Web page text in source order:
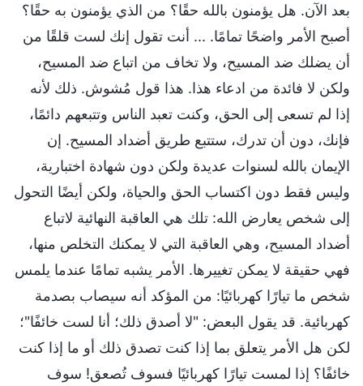
بعد الآن. هل يؤمنون بالله حقًا؟ من الذي يؤمنون به حقًا؟
أصبح الأمر واضحًا تمامًا. ... أنت تقول إنك لست قلقًا من
أن يضلك ضد المسيح، ولا تخاف من اتباع ضد المسيح،
ولكن لا فائدة من ادعاء هذا. هذا قول مُشوش. ذلك لأنه
إذا لم تسعى إلى الحق، وكنت تعبد الناس وتتبعهم دائمًا،
فإنك، دون أن تدرك، ستتبع طريق أضداد المسيح. إن
الإيمان بالله لسنوات عديدة ولكن دون شهادة اختبارية،
وليس فقط دون اكتساب الحق والحياة، ولكن أيضًا التحول
إلى شخص يعارض الله: تلك هي العاقبة النهائية لاتباع
أضداد المسيح، وهي العاقبة التي لا يمكنك التخلص منها،
فهي حقيقة لا يمكن تغييرها. الأمر يشبه تمامًا عندما يلمس
شخص ما تيارًا كهربائيًا: من المؤكد أنه سيصاب بصدمة
كهربائية. قد يقول البعض: "لا أصدق ذلك؛ أنا لست خائفًا"؛
لكن هل الأمر يتعلق بما إذا كنت تصدق ذلك أو ما إذا كنت
خائفًا؟ إذا لمست تيارًا كهربائيًا فسوف تُصعق! سوف